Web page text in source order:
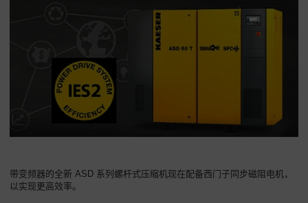
带变频器的全新 ASD 系列螺杆式压缩机现在配备西门子同步磁阻电机，
以实现更高效率。